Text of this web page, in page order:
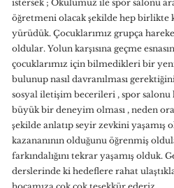
istersek ; Okulumuz ile spor salonu
öğretmeni olacak şekilde hep birlikte
yürüdük. Çocuklarımız grupça
oldular. Yolun karşısına geçme
çocuklarımız için bilmedikleri bir
bulunup nasıl davranılması
sosyal iletişim becerileri , spor salonu
büyük bir deneyim olması , neden
şekilde anlatıp seyir zevkini yaşamış
kazananının olduğunu öğrenmiş
farkındalığını tekrar yaşamış olduk.
derslerinde ki hedeflere rahat